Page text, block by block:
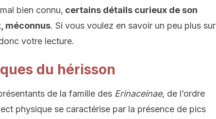
bien connu, certains détails curieux de son
méconnus. Si vous voulez en savoir un peu plus sur
votre lecture.
du hérisson
de la famille des Erinaceinae, de l’ordre
physique se caractérise par la présence de pics